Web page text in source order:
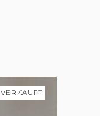
VERKAUFT